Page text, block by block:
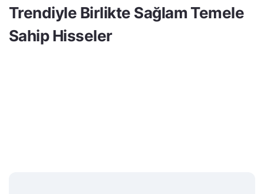
Trendiyle Birlikte Sağlam Temele
Sahip Hisseler